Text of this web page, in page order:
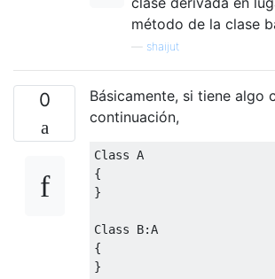
método de la clase
shaijut
0
Básicamente, si tiene algo
continuación,
Class A
{
}
Class B:A
{
}